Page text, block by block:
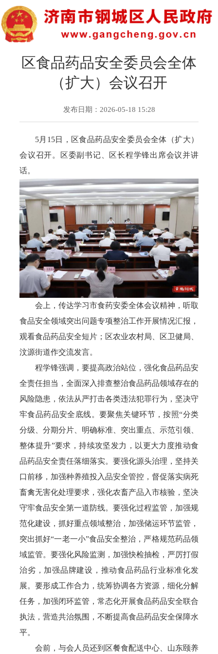
区食品药品安全委员会全体
（扩大）会议召开
发布日期：2026-05-18 15:28
5月15日，区食品药品安全委员会全体（扩大）
会议召开。区委副书记、区长程学锋出席会议并讲
话。
会上，传达学习市食药安委全体会议精神，听取
食品安全领域突出问题专项整治工作开展情况汇报，
观看食品药品安全短片；区农业农村局、区卫健局、
汶源街道作交流发言。
程学锋强调，要提高政治站位，强化食品药品安
全责任担当，全面深入排查整治食品药品领域存在的
风险隐患，依法从严打击各类违法犯罪行为，坚决守
牢食品药品安全底线。要聚焦关键环节，按照“分类
分级、分期分片、明确标准、突出重点、示范引领、
整体提升”要求，持续攻坚发力，以更大力度推动食
品药品安全责任落细落实。要强化源头治理，坚持关
口前移，加强种养殖投入品安全管控，督促落实病死
畜禽无害化处理要求，强化农畜产品入市核验，坚决
守牢食品安全第一道防线。要强化过程监管，加强规
范化建设，抓好重点领域整治，加强储运环节监管，
突出抓好“一老一小”食品安全整治，严格规范药品领
域监管。要强化风险监测，加强快检抽检，严厉打假
治劣，加强品牌建设，推动食品药品行业标准化发
展。要形成工作合力，统筹协调各方资源，细化分解
任务，加强闭环监管，常态化开展食品药品安全联合
执法，营造共治氛围，不断提高食品药品安全保障水
平。
会前，与会人员还到区餐食配送中心、山东颐养